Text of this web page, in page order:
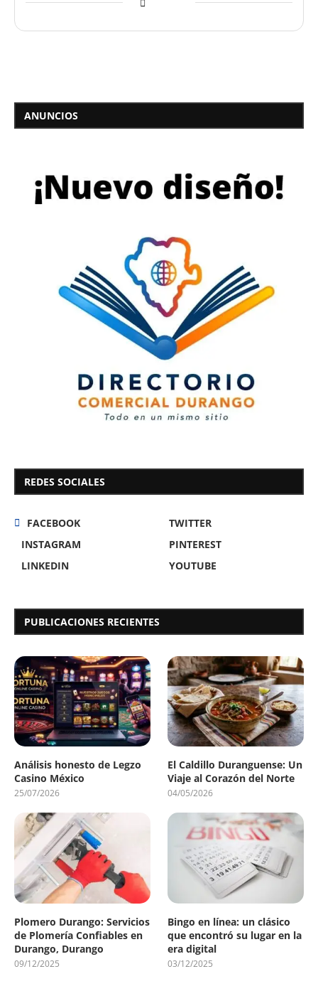
ANUNCIOS
REDES SOCIALES
FACEBOOK
TWITTER
INSTAGRAM
PINTEREST
LINKEDIN
YOUTUBE
PUBLICACIONES RECIENTES
Análisis honesto de Legzo
Casino México
25/07/2026
El Caldillo Duranguense: Un
Viaje al Corazón del Norte
04/05/2026
Plomero Durango: Servicios
de Plomería Confiables en
Durango, Durango
09/12/2025
Bingo en línea: un clásico
que encontró su lugar en la
era digital
03/12/2025